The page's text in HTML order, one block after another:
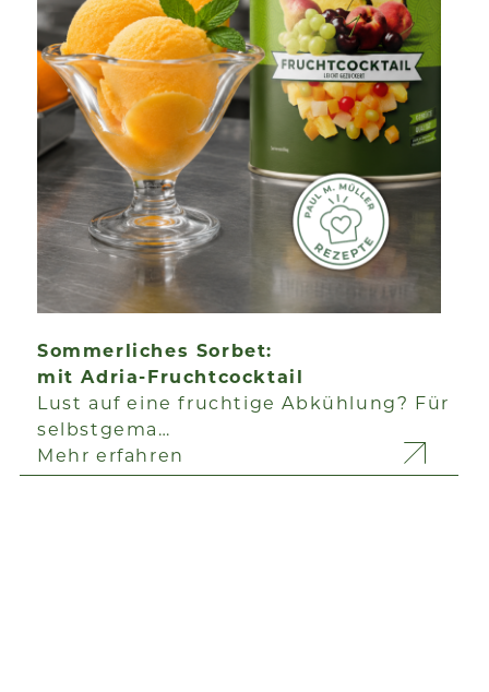
Sommerliches Sorbet:
mit Adria-Fruchtcocktail
Lust auf eine fruchtige Abkühlung? Für
selbstgema…
Mehr erfahren